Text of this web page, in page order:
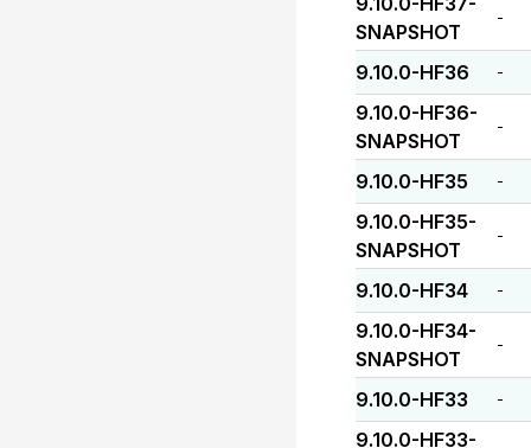
SNAPSHOT
-
9.10.0-HF36 -
9.10.0-HF36-
SNAPSHOT
-
9.10.0-HF35 -
9.10.0-HF35-
SNAPSHOT
-
9.10.0-HF34 -
9.10.0-HF34-
SNAPSHOT
-
9.10.0-HF33 -
9.10.0-HF33-